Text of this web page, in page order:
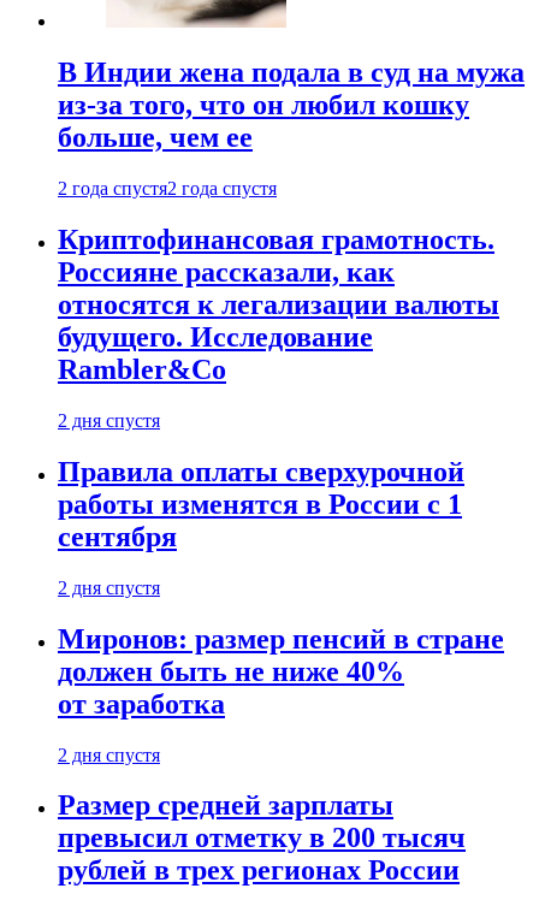
В Индии жена подала в суд на мужа
из-за того, что он любил кошку
больше, чем ее
2 года спустя2 года спустя
Криптофинансовая грамотность.
Россияне рассказали, как
относятся к легализации валюты
будущего. Исследование
Rambler&Co
2 дня спустя
Правила оплаты сверхурочной
работы изменятся в России с 1
сентября
2 дня спустя
Миронов: размер пенсий в стране
должен быть не ниже 40%
от заработка
2 дня спустя
Размер средней зарплаты
превысил отметку в 200 тысяч
рублей в трех регионах России